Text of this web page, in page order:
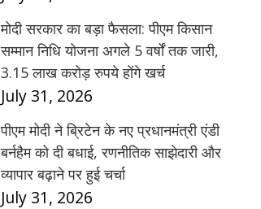
मोदी सरकार का बड़ा फैसला: पीएम किसान
सम्मान निधि योजना अगले 5 वर्षों तक जारी,
3.15 लाख करोड़ रुपये होंगे खर्च
July 31, 2026
पीएम मोदी ने ब्रिटेन के नए प्रधानमंत्री एंडी
बर्नहैम को दी बधाई, रणनीतिक साझेदारी और
व्यापार बढ़ाने पर हुई चर्चा
July 31, 2026